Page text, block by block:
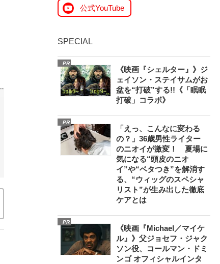
公式YouTube
SPECIAL
PR
《映画『シェルター』》ジ
ェイソン・ステイサムがお
盆を“打破”する!!《「眠眠
打破」コラボ》
PR
「えっ、こんなに変わる
の？」36歳男性ライター
のニオイが激変！ 夏場に
気になる“頭皮のニオ
イ”や“ベタつき”を解消す
る、“ウィッグのスペシャ
リスト”が生み出した徹底
ケアとは
PR
《映画『Michael／マイケ
ル』》父ジョセフ・ジャク
ソン役、コールマン・ドミ
ンゴ オフィシャルインタ